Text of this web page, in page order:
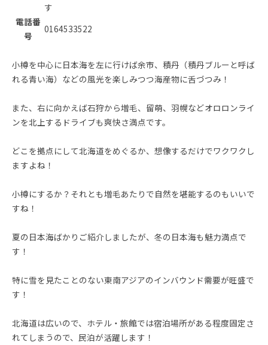
す
電話番
号
0164533522
小樽を中心に日本海を左に行けば余市、積丹（積丹ブルーと呼ば
れる青い海）などの風光を楽しみつつ海産物に舌づつみ！
また、右に向かえば石狩から増毛、留萌、羽幌などオロロンライ
ンを北上するドライブも爽快さ満点です。
どこを拠点にして北海道をめぐるか、想像するだけでワクワクし
ますよね！
小樽にするか？それとも増毛あたりで自然を堪能するのもいいで
すね！
夏の日本海ばかりご紹介しましたが、冬の日本海も魅力満点で
す！
特に雪を見たことのない東南アジアのインバウンド需要が旺盛で
す！
北海道は広いので、ホテル・旅館では宿泊場所がある程度固定さ
れてしまうので、民泊が活躍します！